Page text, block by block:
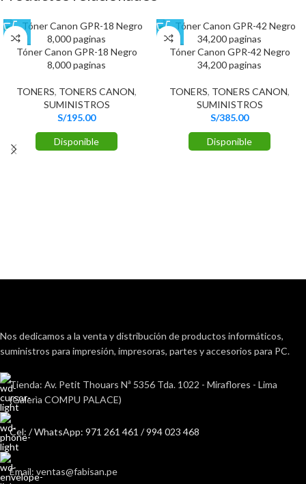
Tóner Canon GPR-18 Negro
8,000 paginas
TONERS, TONERS CANON,
SUMINISTROS
S/195.00
Disponible
Tóner Canon GPR-42 Negro
34,200 paginas
TONERS, TONERS CANON,
SUMINISTROS
S/385.00
Disponible
Nos dedicamos a la venta y distribución de productos informáticos,
suministros para impresión, impresoras, partes y accesorios para PC.
Tienda: Av. Petit Thouars Nª 5356 Tda. 1022 - Miraflores - Lima
(Galerìa COMPU PALACE)
Cel: / WhatsApp: 971 261 461 / 994 023 468
Email: ventas@fabisan.pe